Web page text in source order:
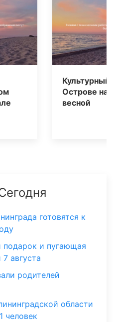
Культурный
Острове
весной
готовятся к
подарок и пугающая
августа
родителей
области
человек